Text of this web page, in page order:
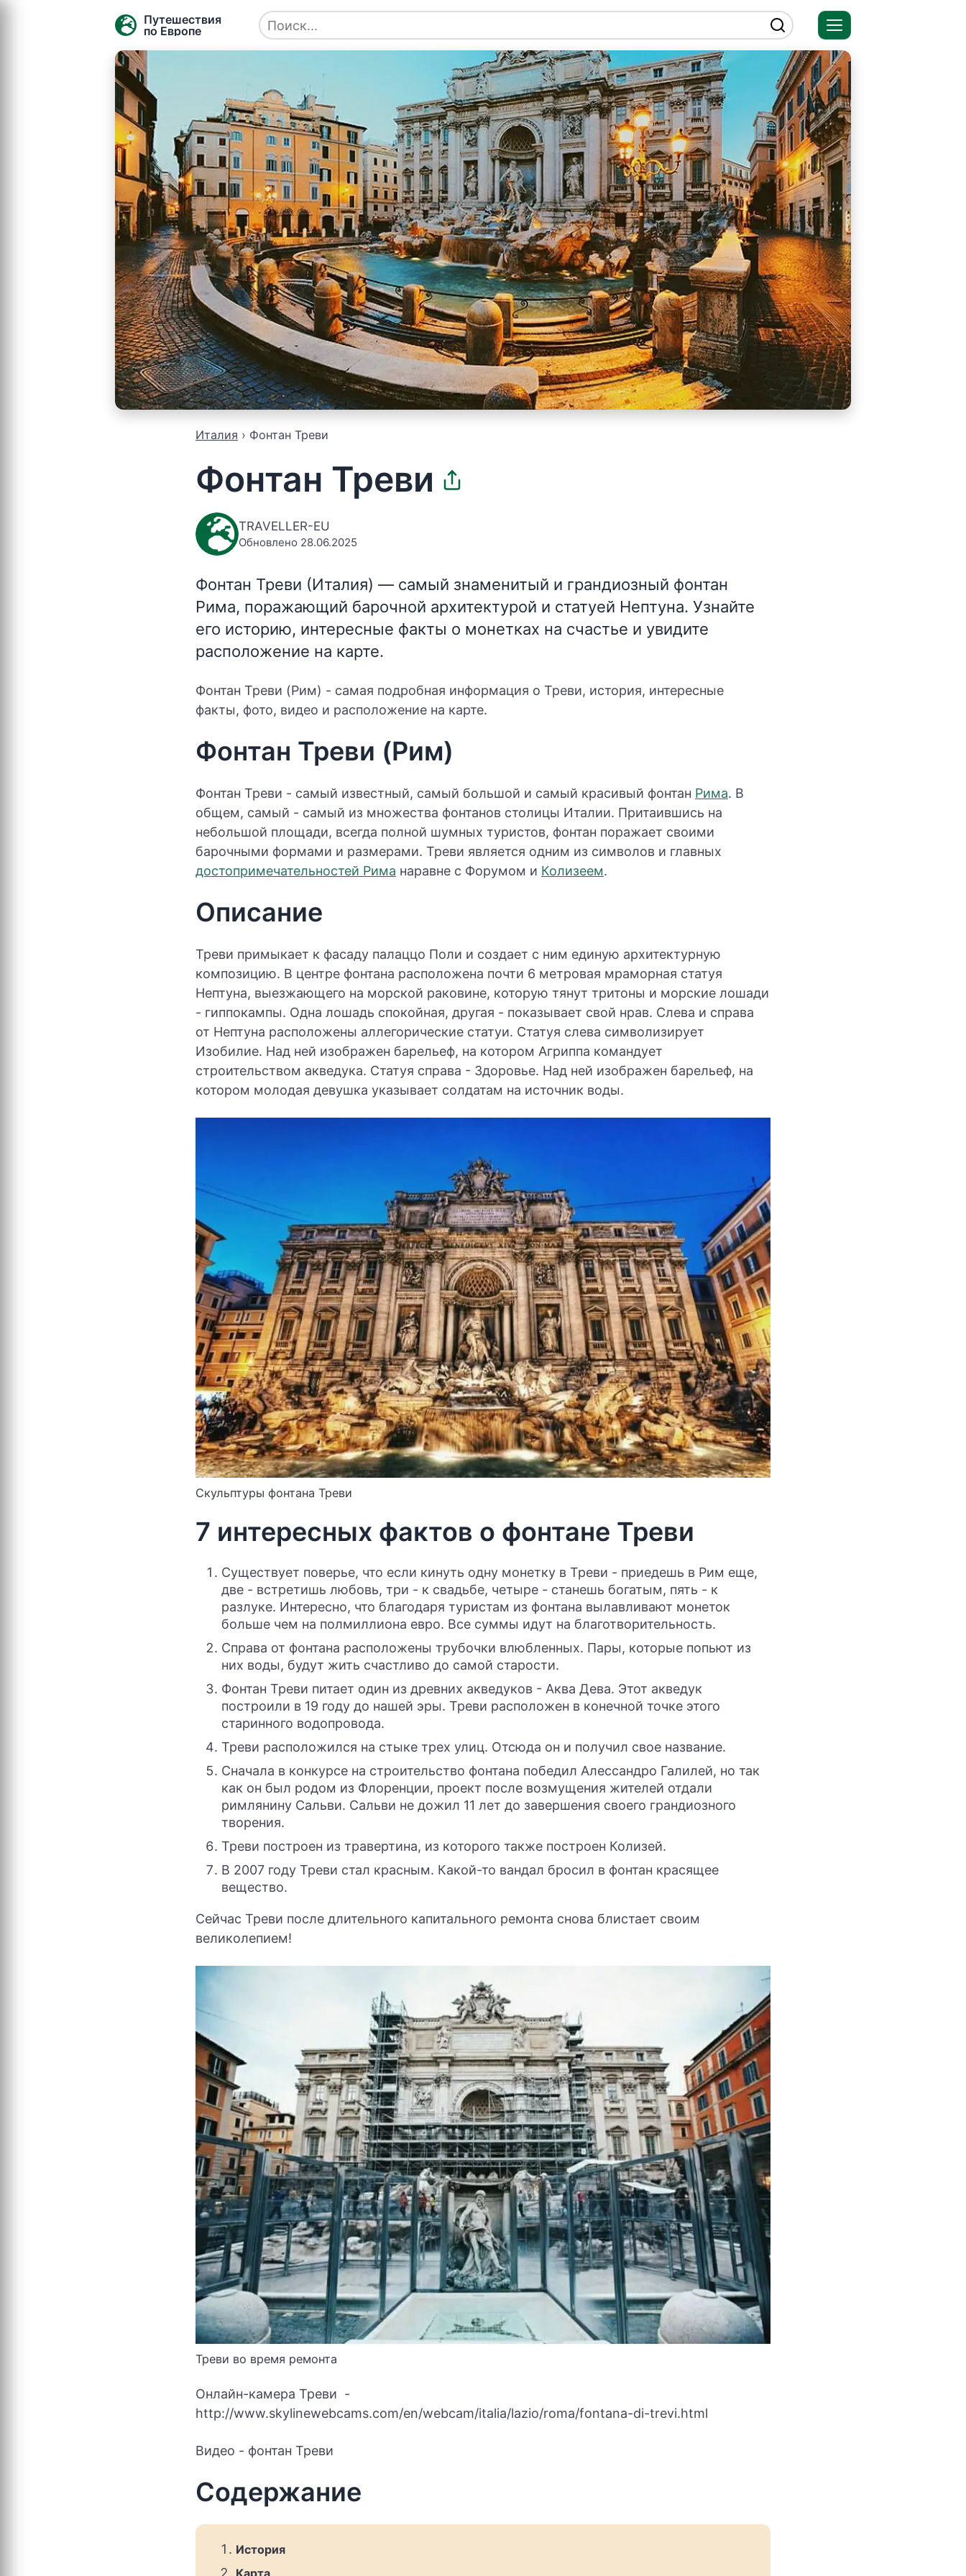
Путешествия
по Европе
Открыть
меню
Италия Фонтан Треви
Фонтан Треви
TRAVELLER-EU
Обновлено 28.06.2025
Фонтан Треви (Италия) — самый знаменитый и грандиозный фонтан
Рима, поражающий барочной архитектурой и статуей Нептуна. Узнайте
его историю, интересные факты о монетках на счастье и увидите
расположение на карте.
Фонтан Треви (Рим) - самая подробная информация о Треви, история, интересные
факты, фото, видео и расположение на карте.
Фонтан Треви (Рим)
Фонтан Треви - самый известный, самый большой и самый красивый фонтан Рима. В
общем, самый - самый из множества фонтанов столицы Италии. Притаившись на
небольшой площади, всегда полной шумных туристов, фонтан поражает своими
барочными формами и размерами. Треви является одним из символов и главных
достопримечательностей Рима наравне с Форумом и Колизеем.
Описание
Треви примыкает к фасаду палаццо Поли и создает с ним единую архитектурную
композицию. В центре фонтана расположена почти 6 метровая мраморная статуя
Нептуна, выезжающего на морской раковине, которую тянут тритоны и морские лошади
- гиппокампы. Одна лошадь спокойная, другая - показывает свой нрав. Слева и справа
от Нептуна расположены аллегорические статуи. Статуя слева символизирует
Изобилие. Над ней изображен барельеф, на котором Агриппа командует
строительством акведука. Статуя справа - Здоровье. Над ней изображен барельеф, на
котором молодая девушка указывает солдатам на источник воды.
Скульптуры фонтана Треви
7 интересных фактов о фонтане Треви
Существует поверье, что если кинуть одну монетку в Треви - приедешь в Рим еще,
две - встретишь любовь, три - к свадьбе, четыре - станешь богатым, пять - к
разлуке. Интересно, что благодаря туристам из фонтана вылавливают монеток
больше чем на полмиллиона евро. Все суммы идут на благотворительность.
Справа от фонтана расположены трубочки влюбленных. Пары, которые попьют из
них воды, будут жить счастливо до самой старости.
Фонтан Треви питает один из древних акведуков - Аква Дева. Этот акведук
построили в 19 году до нашей эры. Треви расположен в конечной точке этого
старинного водопровода.
Треви расположился на стыке трех улиц. Отсюда он и получил свое название.
Сначала в конкурсе на строительство фонтана победил Алессандро Галилей, но так
как он был родом из Флоренции, проект после возмущения жителей отдали
римлянину Сальви. Сальви не дожил 11 лет до завершения своего грандиозного
творения.
Треви построен из травертина, из которого также построен Колизей.
В 2007 году Треви стал красным. Какой-то вандал бросил в фонтан красящее
вещество.
Сейчас Треви после длительного капитального ремонта снова блистает своим
великолепием!
Треви во время ремонта
Онлайн-камера Треви -
http://www.skylinewebcams.com/en/webcam/italia/lazio/roma/fontana-di-trevi.html
Видео - фонтан Треви
Содержание
История